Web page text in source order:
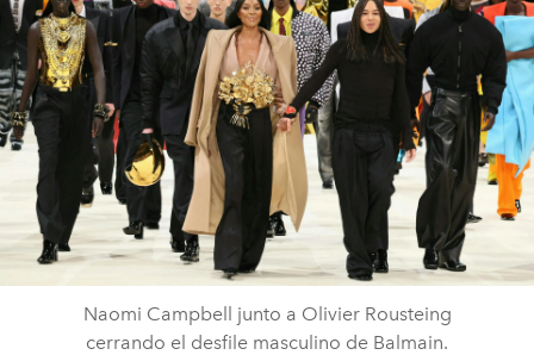
Naomi Campbell junto a Olivier Rousteing
cerrando el desfile masculino de Balmain.